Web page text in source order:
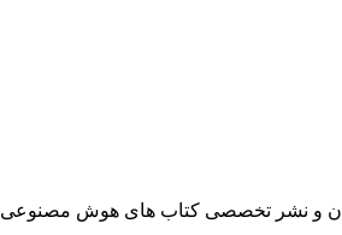
و نشر تخصصی کتاب های هوش مصنوعی